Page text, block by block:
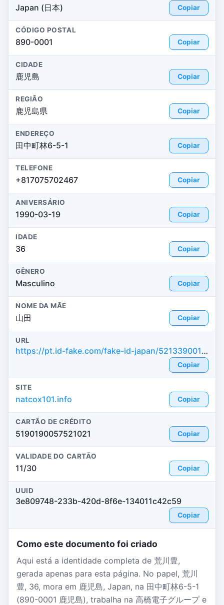
Japan (日本) Copiar
CÓDIGO POSTAL
890-0001 Copiar
CIDADE
鹿児島 Copiar
REGIÃO
鹿児島県 Copiar
ENDEREÇO
田中町林6-5-1 Copiar
TELEFONE
+817075702467 Copiar
ANIVERSÁRIO
1990-03-19 Copiar
IDADE
36 Copiar
GÊNERO
Masculino Copiar
NOME DA MÃE
山田 Copiar
URL
https://pt.id-fake.com/fake-id-japan/521339001a19a2317276a4d299795b7c
Copiar
SITE
natcox101.info Copiar
CARTÃO DE CRÉDITO
5190190057521021 Copiar
VALIDADE DO CARTÃO
11/30 Copiar
UUID
3e809748-233b-420d-8f6e-134011c42c59
Copiar
Como este documento foi criado
Aqui está a identidade completa de 荒川豊,
gerada apenas para esta página. No papel, 荒川
豊, 36, mora em 鹿児島, Japan, na 田中町林6-5-1
(890-0001 鹿児島), trabalha na 高橋電子グループ e